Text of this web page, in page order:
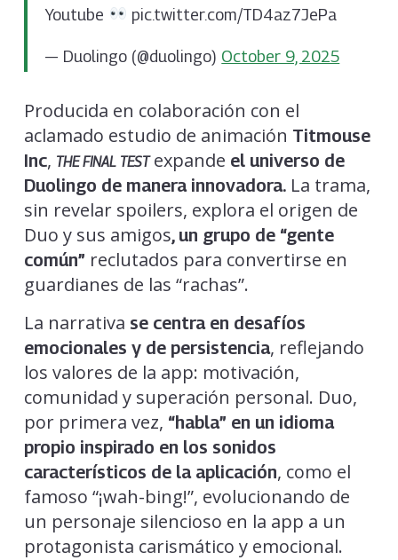
Youtube
pic.twitter.com/TD4az7JePa
— Duolingo (@duolingo) October 9, 2025
Producida en colaboración con el
aclamado estudio de animación Titmouse
Inc, THE FINAL TESTexpande el universo de
Duolingo de manera innovadora.La trama,
sin revelar spoilers, explora el origen de
Duo y sus amigos, un grupo de “gente
común” reclutados para convertirse en
guardianes de las “rachas”.
La narrativa se centra en desafíos
emocionales y de persistencia, reflejando
los valores de la app: motivación,
comunidad y superación personal. Duo,
por primera vez, “habla” en un idioma
propio inspirado en los sonidos
característicos de la aplicación, como el
famoso “¡wah-bing!”, evolucionando de
un personaje silencioso en la app a un
protagonista carismático y emocional.